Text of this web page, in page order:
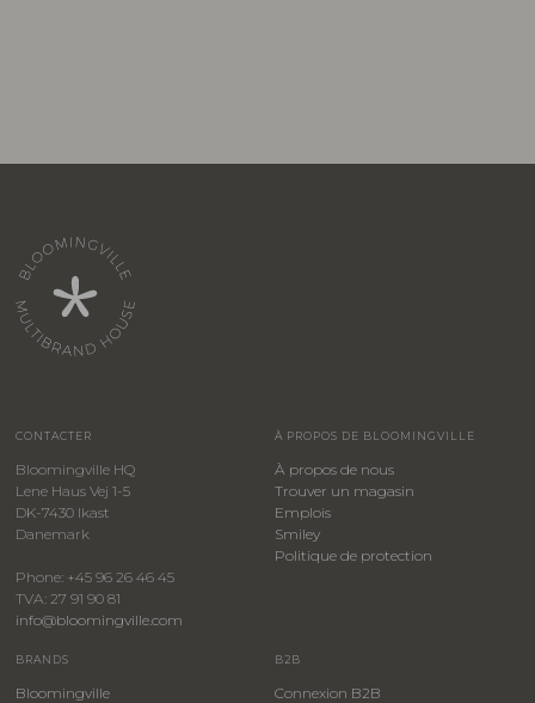
CONTACTER
Bloomingville HQ
Lene Haus Vej 1-5
DK-7430 Ikast
Danemark
Phone: +45 96 26 46 45
TVA: 27 91 90 81
info@bloomingville.com
À PROPOS DE BLOOMINGVILLE
À propos de nous
Trouver un magasin
Emplois
Smiley
​Politique de protection
BRANDS
Bloomingville
B2B
Connexion B2B